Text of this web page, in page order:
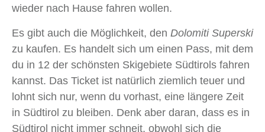
wieder nach Hause fahren wollen.
Es gibt auch die Möglichkeit, den Dolomiti Superski
zu kaufen. Es handelt sich um einen Pass, mit dem
du in 12 der schönsten Skigebiete Südtirols fahren
kannst. Das Ticket ist natürlich ziemlich teuer und
lohnt sich nur, wenn du vorhast, eine längere Zeit
in Südtirol zu bleiben. Denk aber daran, dass es in
Südtirol nicht immer schneit, obwohl sich die